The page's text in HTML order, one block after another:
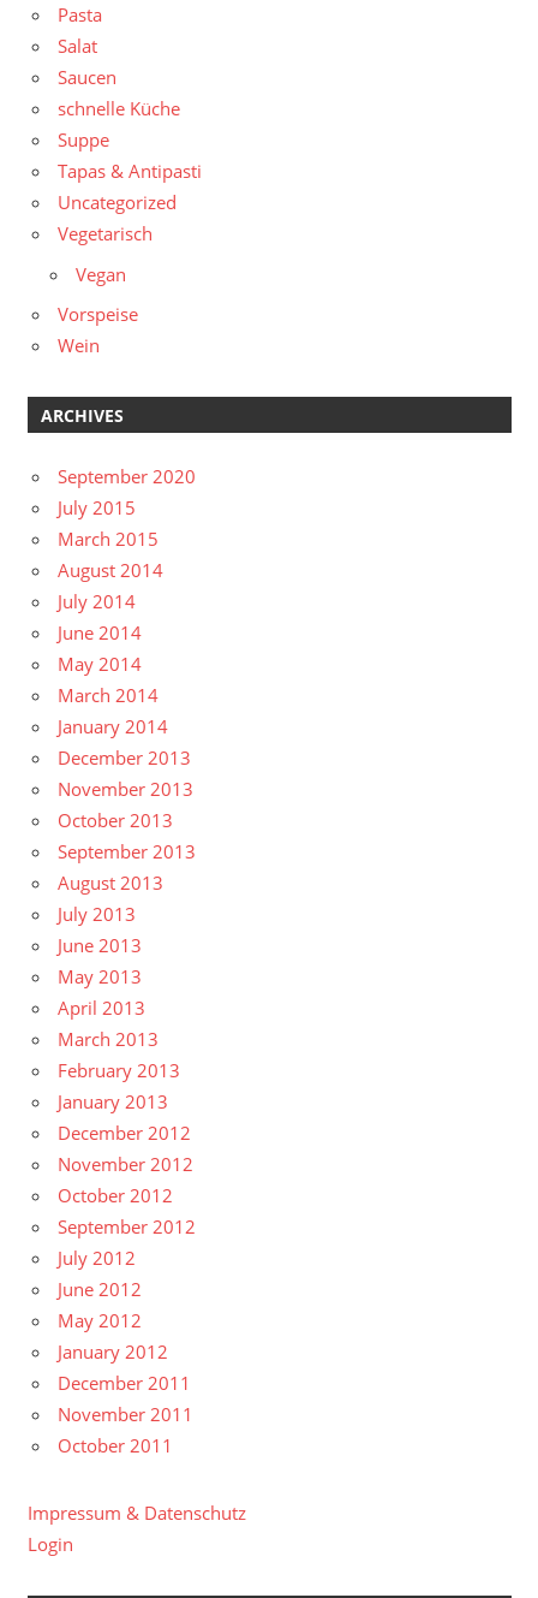
Pasta
Salat
Saucen
schnelle Küche
Suppe
Tapas & Antipasti
Uncategorized
Vegetarisch
Vegan
Vorspeise
Wein
ARCHIVES
September 2020
July 2015
March 2015
August 2014
July 2014
June 2014
May 2014
March 2014
January 2014
December 2013
November 2013
October 2013
September 2013
August 2013
July 2013
June 2013
May 2013
April 2013
March 2013
February 2013
January 2013
December 2012
November 2012
October 2012
September 2012
July 2012
June 2012
May 2012
January 2012
December 2011
November 2011
October 2011
Impressum & Datenschutz
Login